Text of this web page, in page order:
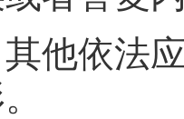
依法应